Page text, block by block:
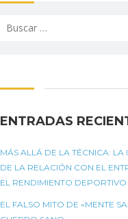
Buscar:
ENTRADAS
MÁS ALLÁ DE LA TÉCNICA: LA
DE LA RELACIÓN CON EL
EL RENDIMIENTO DEPORTIVO
EL FALSO MITO DE «MENTE